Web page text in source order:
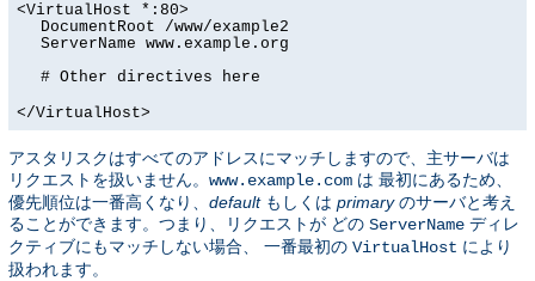
<VirtualHost *:80>
DocumentRoot /www/example2
ServerName www.example.org
# Other directives here
</VirtualHost>
アスタリスクはすべてのアドレスにマッチしますので、主サーバは
リクエストを扱いません。 www.example.com は 最初にあるため、
優先順位は一番高くなり、 defaultもしくは primaryのサーバと考え
ることができます。つまり、リクエストが どの ServerName ディレ
クティブにもマッチしない場合、 一番最初の VirtualHost により
扱われます。